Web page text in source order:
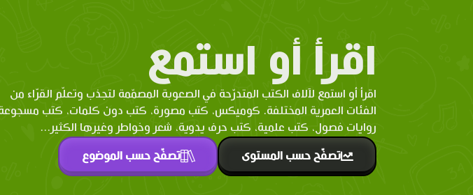
اقرأ أو استمع
اقرأ أو استمع لآلاف الكتب المتدرّحة في الصعوبة المصمّمة لتجذب وتعلّم القرّاء من
الفئات العمرية المختلفة. كوميكس، كتب مصورة، كتب دون كلمات، كتب
روايات فصول، كتب علمية، كتب حرف يدوية، شعر وخواطر وغيرها الكثير...
تصفّح حسب المستوى تصفّح حسب الموضوع